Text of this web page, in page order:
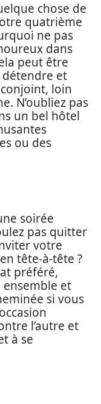
chose de
quatrième
ne pas
dans
peut être
détendre et
loin
N’oubliez pas
un bel hôtel
ou des
soirée
pas quitter
votre
tête-à-tête ?
préféré,
et
si vous
l’autre et
à se